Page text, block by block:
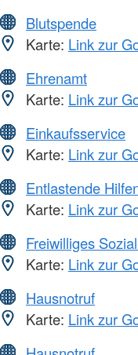
Blutspende
Karte: Link zur
Ehrenamt
Karte: Link zur
Einkaufsservice
Karte: Link zur
Entlastende
Karte: Link zur
Freiwilliges
Karte: Link zur
Hausnotruf
Karte: Link zur